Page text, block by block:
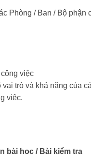
Phòng / Ban / Bộ phận
việc
trò và khả năng của
việc.
bài học / Bài kiểm tra